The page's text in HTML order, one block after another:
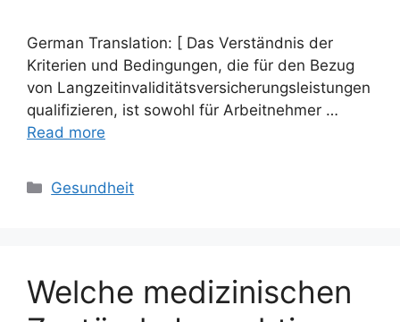
German Translation: [ Das Verständnis der
Kriterien und Bedingungen, die für den Bezug
von Langzeitinvaliditätsversicherungsleistungen
qualifizieren, ist sowohl für Arbeitnehmer …
Read more
Categories
Gesundheit
Welche medizinischen